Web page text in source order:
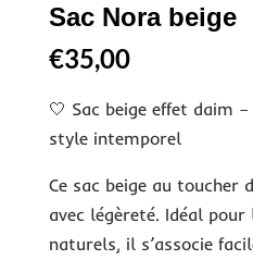
Sac Nora beige
€35,00
🤍 Sac beige effet daim
style intemporel
Ce sac beige au toucher
avec légèreté. Idéal
naturels, il s’associe